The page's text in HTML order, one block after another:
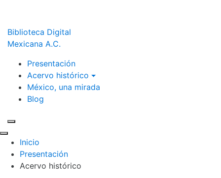
Biblioteca Digital
Mexicana A.C.
Presentación
Acervo histórico
México, una mirada
Blog
Inicio
Presentación
Acervo histórico